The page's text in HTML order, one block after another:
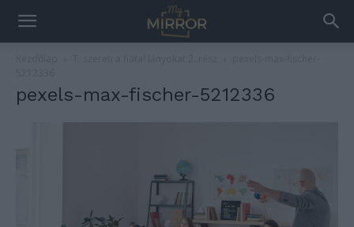
pexels-max-fischer-5212336